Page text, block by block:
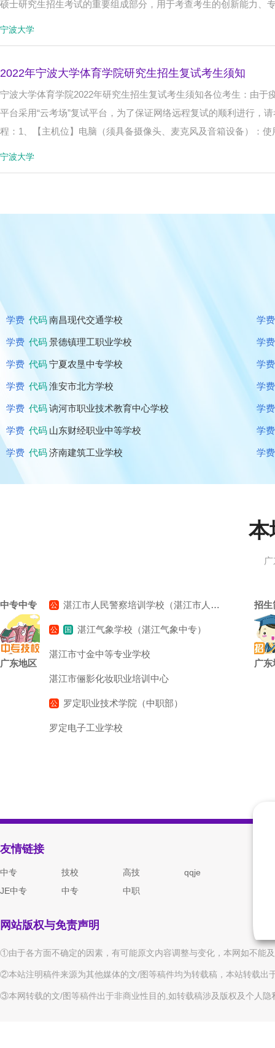
硕士研究生招生考试的重要组成部分，用于考查考生的创新能力、
宁波大学
2022年宁波大学体育学院研究生招生复试考生须知
宁波大学体育学院2022年研究生招生复试考生须知各位考生：由
平台采用“云考场”复试平台，为了保证网络远程复试的顺利进行，
程：1、【主机位】电脑（须具备摄像头、麦克风及音箱设备）：
宁波大学
学费 代码南昌现代交通学校 学费
学费 代码景德镇理工职业学校 学费
学费 代码宁夏农垦中专学校 学费
学费 代码淮安市北方学校 学费
学费 代码讷河市职业技术教育中心学校 学费
学费 代码 山东财经职业中等学校 学费
学费 代码济南建筑工业学校 学费
本
中专中专
广东地区
湛江市人民警察培训学校（湛江市人民警察学校）
湛江气象学校（湛江气象中专）
湛江市寸金中等专业学校
湛江市俪影化妆职业培训中心
罗定职业技术学院（中职部）
罗定电子工业学校
潮州市湘桥区虹桥职业技术学校
清远市新科职业技术学校
佛冈县职业技术学校
清远市德圣健康职业技术学校
连山壮族瑶族自治县职业技术学校
连南瑶族自治县职业技术学校
招生
广东
友情链接
中专 技校 高技
qqje
JE中专
中专 中职
网站版权与免责声明
①由于各方面不确定的因素，有可能原文内容调整与变化，本网如不能
②本站注明稿件来源为其他媒体的文/图等稿件均为转载稿，本站转载出
③本网转载的文/图等稿件出于非商业性目的,如转载稿涉及版权及个人